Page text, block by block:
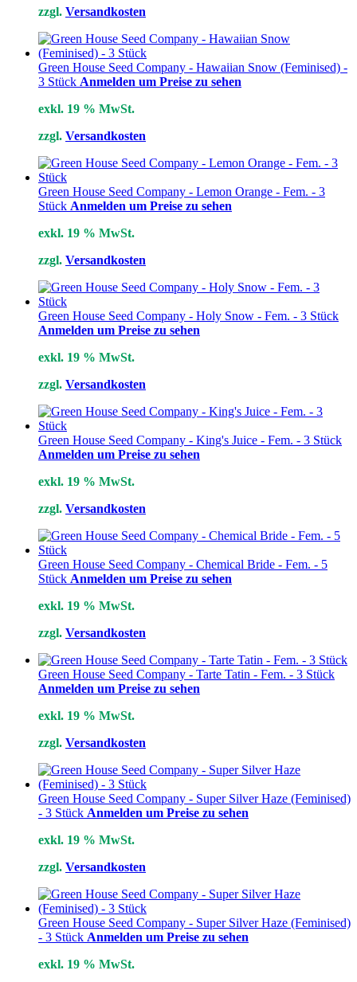
zzgl. Versandkosten
Green House Seed Company - Hawaiian Snow (Feminised) -
3 Stück Anmelden um Preise zu sehen
exkl. 19 % MwSt.
zzgl. Versandkosten
Green House Seed Company - Lemon Orange - Fem. - 3
Stück Anmelden um Preise zu sehen
exkl. 19 % MwSt.
zzgl. Versandkosten
Green House Seed Company - Holy Snow - Fem. - 3 Stück
Anmelden um Preise zu sehen
exkl. 19 % MwSt.
zzgl. Versandkosten
Green House Seed Company - King's Juice - Fem. - 3 Stück
Anmelden um Preise zu sehen
exkl. 19 % MwSt.
zzgl. Versandkosten
Green House Seed Company - Chemical Bride - Fem. - 5
Stück Anmelden um Preise zu sehen
exkl. 19 % MwSt.
zzgl. Versandkosten
Green House Seed Company - Tarte Tatin - Fem. - 3 Stück
Anmelden um Preise zu sehen
exkl. 19 % MwSt.
zzgl. Versandkosten
Green House Seed Company - Super Silver Haze (Feminised)
- 3 Stück Anmelden um Preise zu sehen
exkl. 19 % MwSt.
zzgl. Versandkosten
Green House Seed Company - Super Silver Haze (Feminised)
- 3 Stück Anmelden um Preise zu sehen
exkl. 19 % MwSt.